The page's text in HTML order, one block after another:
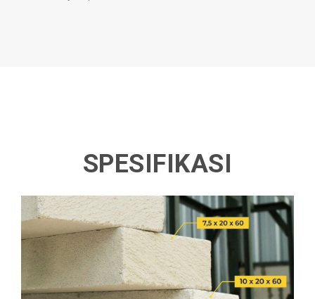
SPESIFIKASI